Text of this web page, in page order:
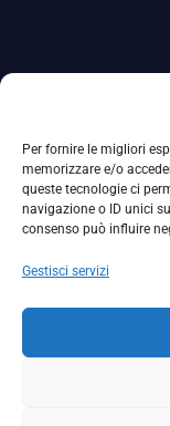
Per fornire le migliori
memorizzare e/o
queste tecnologie ci
navigazione o ID unici
consenso può influire
Gestisci servizi
La Società ha nominato il Responsabile
adottate
La Società ha